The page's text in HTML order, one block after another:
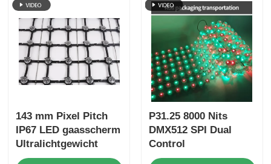
143 mm Pixel Pitch
IP67 LED gaasscherm
Ultralichtgewicht
buiten groot display
P31.25 8000 Nits
DMX512 SPI Dual
Control
energiezuinige